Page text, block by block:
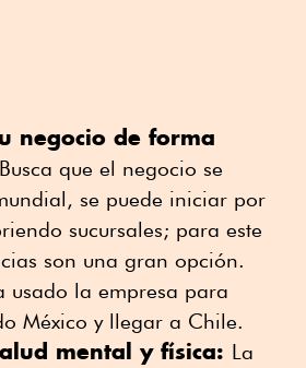
negocio de forma
Busca que el negocio se
se puede iniciar por
sucursales; para este
son una gran opción.
usado la empresa para
México y llegar a Chile.
mental y física: La